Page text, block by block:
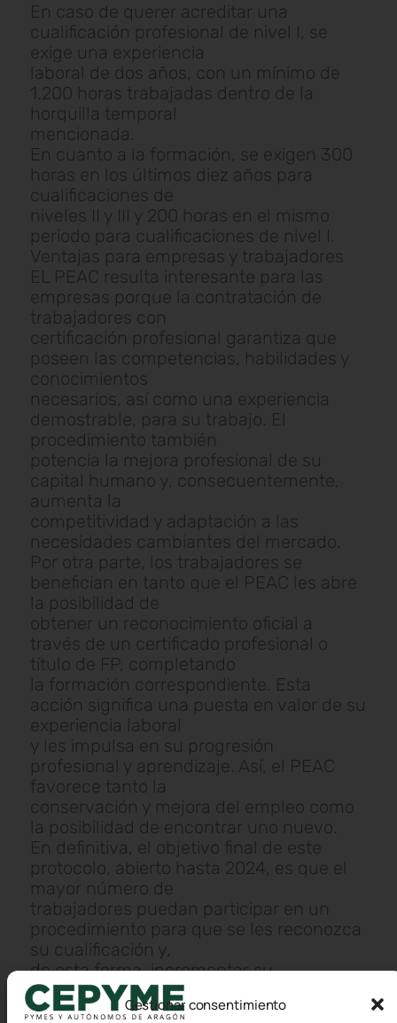
Gestionar consentimiento
En caso de querer acreditar una
cualificación profesional de nivel I, se
exige una experiencia
laboral de dos años, con un mínimo de
1.200 horas trabajadas dentro de la
horquilla temporal
mencionada.
En cuanto a la formación, se exigen 300
horas en los últimos diez años para
cualificaciones de
niveles II y III y 200 horas en el mismo
periodo para cualificaciones de nivel I.
Ventajas para empresas y trabajadores
EL PEAC resulta interesante para las
empresas porque la contratación de
trabajadores con
certificación profesional garantiza que
poseen las competencias, habilidades y
conocimientos
necesarios, así como una experiencia
demostrable, para su trabajo. El
procedimiento también
potencia la mejora profesional de su
capital humano y, consecuentemente,
aumenta la
competitividad y adaptación a las
necesidades cambiantes del mercado.
Por otra parte, los trabajadores se
benefician en tanto que el PEAC les abre
la posibilidad de
obtener un reconocimiento oficial a
través de un certificado profesional o
título de FP, completando
la formación correspondiente. Esta
acción significa una puesta en valor de su
experiencia laboral
y les impulsa en su progresión
profesional y aprendizaje. Así, el PEAC
favorece tanto la
conservación y mejora del empleo como
la posibilidad de encontrar uno nuevo.
En definitiva, el objetivo final de este
protocolo, abierto hasta 2024, es que el
mayor número de
trabajadores puedan participar en un
procedimiento para que se les reconozca
su cualificación y,
de esta forma, incrementar su
empleabilidad y la obtención de un título
que les capacite para